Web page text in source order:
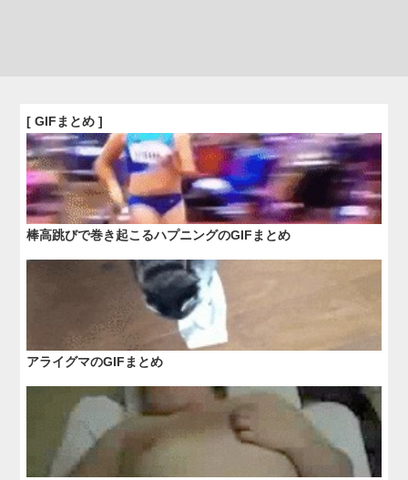
[ GIFまとめ ]
棒高跳びで巻き起こるハプニングのGIFまとめ
アライグマのGIFまとめ